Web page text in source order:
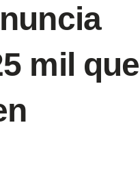
mil que